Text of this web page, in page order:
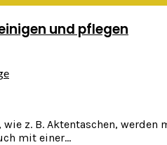
und pflegen
z. B. Aktentaschen,
mit einer...